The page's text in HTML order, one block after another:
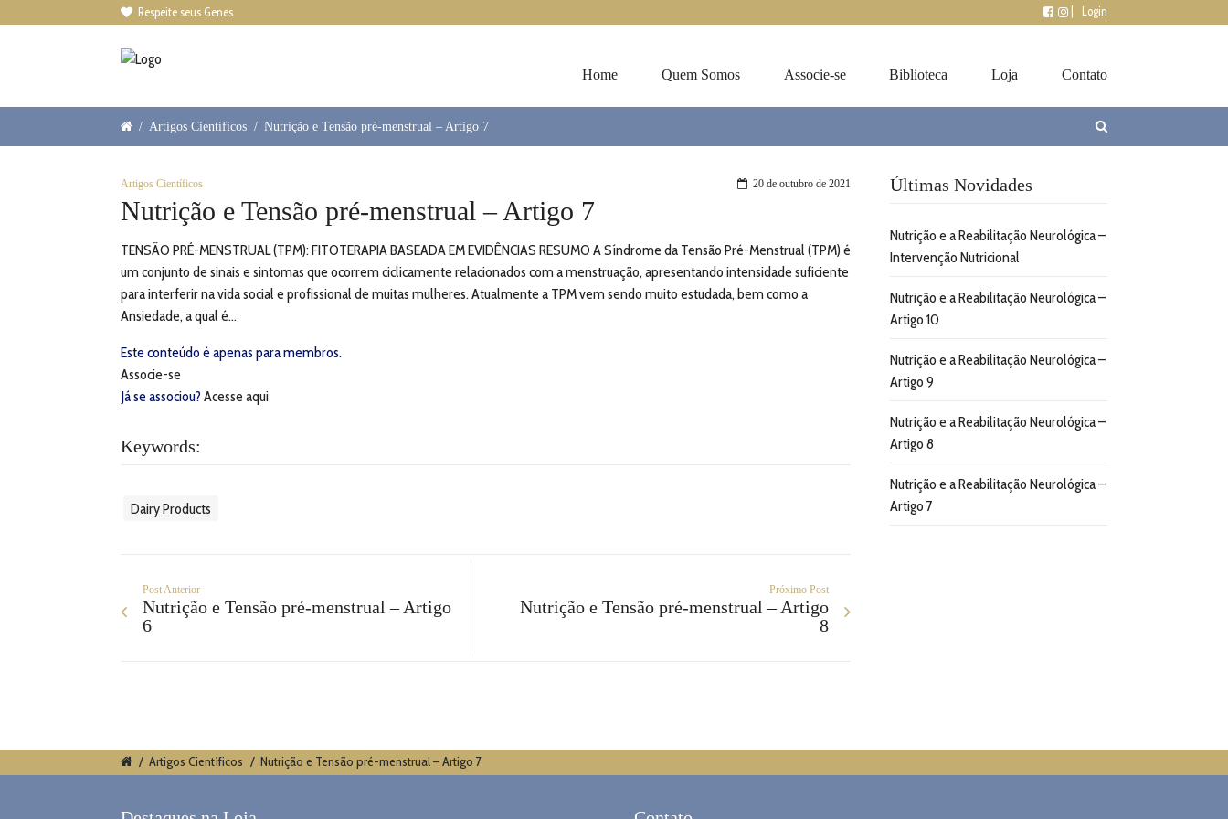
 Respeite seus Genes Login
Home Quem Somos Associe-se Biblioteca Loja Contato
/ Artigos Científicos / Nutrição e Tensão pré-menstrual – Artigo 7
20 de outubro de 2021
Artigos Científicos
Nutrição e Tensão pré-menstrual – Artigo 7
TENSÃO PRÉ-MENSTRUAL (TPM): FITOTERAPIA BASEADA EM EVIDÊNCIAS RESUMO A Síndrome da Tensão Pré-Menstrual (TPM) é
um conjunto de sinais e sintomas que ocorrem ciclicamente relacionados com a menstruação, apresentando intensidade suficiente
para interferir na vida social e profissional de muitas mulheres. Atualmente a TPM vem sendo muito estudada, bem como a
Ansiedade, a qual é...
Este conteúdo é apenas para membros.
Associe-se
Já se associou? Acesse aqui
Keywords:
Dairy Products
Post Anterior
Nutrição e Tensão pré-menstrual – Artigo
6
Próximo Post
Nutrição e Tensão pré-menstrual – Artigo
8
Últimas Novidades
Nutrição e a Reabilitação Neurológica –
Intervenção Nutricional
Nutrição e a Reabilitação Neurológica –
Artigo 10
Nutrição e a Reabilitação Neurológica –
Artigo 9
Nutrição e a Reabilitação Neurológica –
Artigo 8
Nutrição e a Reabilitação Neurológica –
Artigo 7
/ Artigos Científicos / Nutrição e Tensão pré-menstrual – Artigo 7